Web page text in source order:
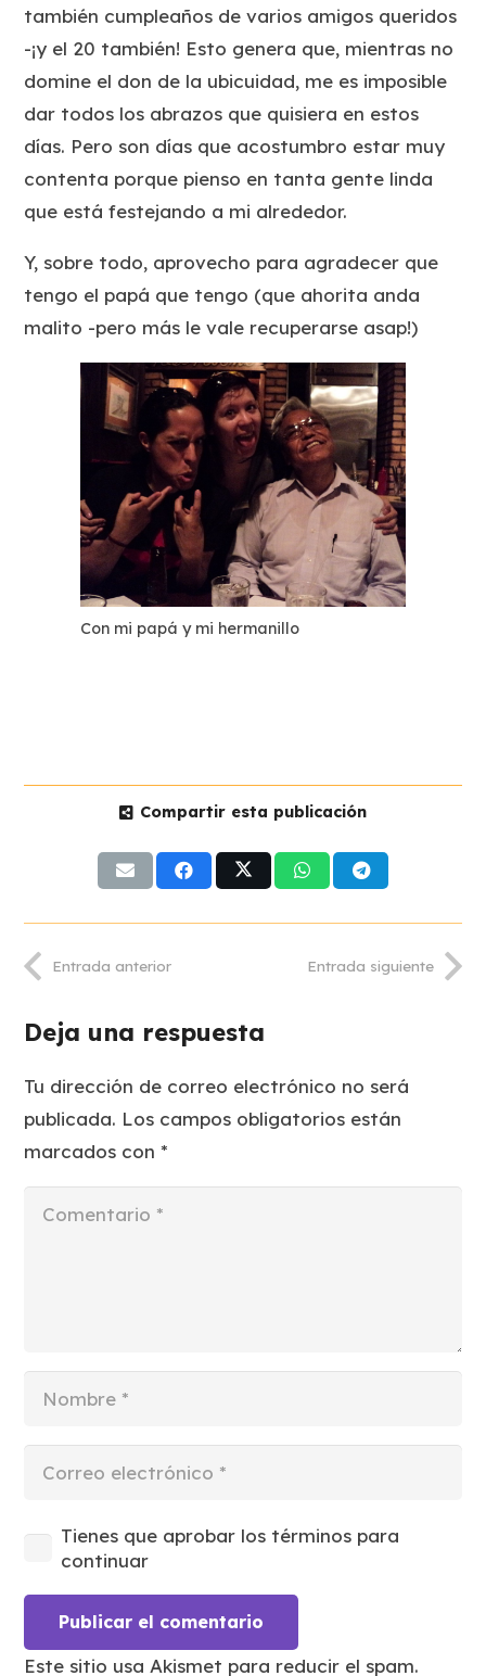
también cumpleaños de varios amigos queridos
-¡y el 20 también! Esto genera que, mientras no
domine el don de la ubicuidad, me es imposible
dar todos los abrazos que quisiera en estos
días. Pero son días que acostumbro estar muy
contenta porque pienso en tanta gente linda
que está festejando a mi alrededor.
Y, sobre todo, aprovecho para agradecer que
tengo el papá que tengo (que ahorita anda
malito -pero más le vale recuperarse asap!)
Con mi papá y mi hermanillo
Compartir esta publicación
Entrada anterior Entrada siguiente
Deja una respuesta
Tu dirección de correo electrónico no será
publicada. Los campos obligatorios están
marcados con*
Tienes que aprobar los términos para
continuar
Publicar el comentario
Este sitio usa Akismet para reducir el spam.